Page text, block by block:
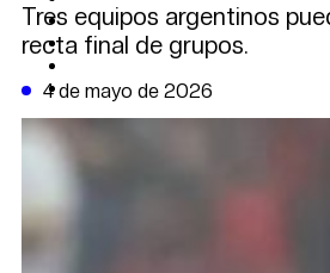
POLÍTICA
CAMBIO CLIMÁTICO
DATA FIRME
DE LA TRIBUNA TV
Tres equipos argentinos
recta final de grupos.
4 de mayo de 2026